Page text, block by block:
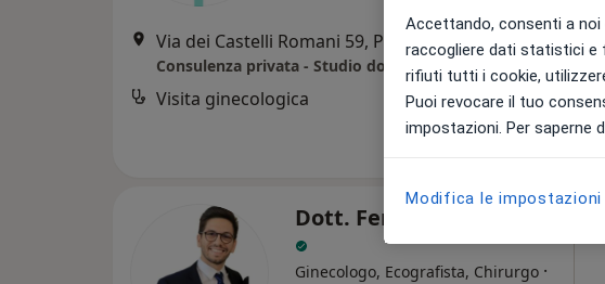
Via dei Castelli Romani 59, Pomezia •Mappa
Consulenza privata - Studio dott.ssa Valentina Badia
Visita ginecologica 120 €
Dott. Fernando Ficarola
Ginecologo, Ecografista, Chirurgo ·
Accettando, consenti a
raccogliere dati statistici e
rifiuti tutti i cookie,
Puoi revocare il tuo
impostazioni. Per saperne
Modifica le impostazioni